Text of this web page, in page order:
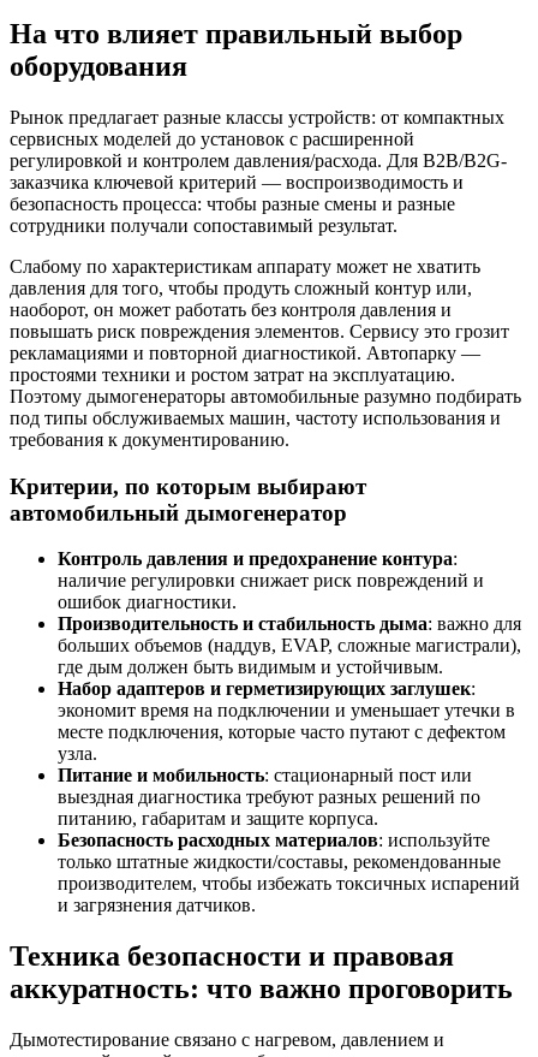
На что влияет правильный выбор
оборудования
Рынок предлагает разные классы устройств: от компактных
сервисных моделей до установок с расширенной
регулировкой и контролем давления/расхода. Для B2B/В2G-
заказчика ключевой критерий — воспроизводимость и
безопасность процесса: чтобы разные смены и разные
сотрудники получали сопоставимый результат.
Слабому по характеристикам аппарату может не хватить
давления для того, чтобы продуть сложный контур или,
наоборот, он может работать без контроля давления и
повышать риск повреждения элементов. Сервису это грозит
рекламациями и повторной диагностикой. Автопарку —
простоями техники и ростом затрат на эксплуатацию.
Поэтому дымогенераторы автомобильные разумно подбирать
под типы обслуживаемых машин, частоту использования и
требования к документированию.
Критерии, по которым выбирают
автомобильный дымогенератор
Контроль давления и предохранение контура:
наличие регулировки снижает риск повреждений и
ошибок диагностики.
Производительность и стабильность дыма: важно для
больших объемов (наддув, EVAP, сложные магистрали),
где дым должен быть видимым и устойчивым.
Набор адаптеров и герметизирующих заглушек:
экономит время на подключении и уменьшает утечки в
месте подключения, которые часто путают с дефектом
узла.
Питание и мобильность: стационарный пост или
выездная диагностика требуют разных решений по
питанию, габаритам и защите корпуса.
Безопасность расходных материалов: используйте
только штатные жидкости/составы, рекомендованные
производителем, чтобы избежать токсичных испарений
и загрязнения датчиков.
Техника безопасности и правовая
аккуратность: что важно проговорить
Дымотестирование связано с нагревом, давлением и